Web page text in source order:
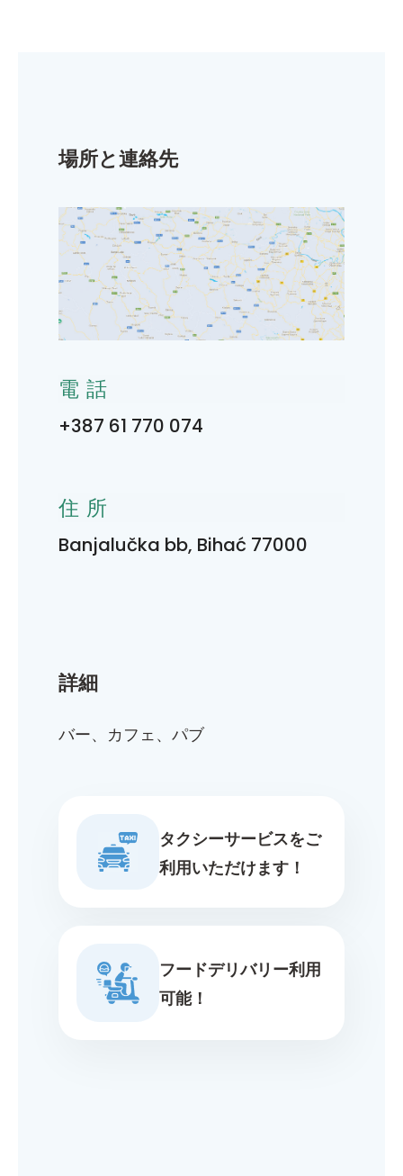
詳細
バー、カフェ、パブ
タクシーサービスをご
利用いただけます！
フードデリバリー利用
可能！
場所と連絡先
電話
+387 61 770 074
住所
Banjalučka bb, Bihać 77000